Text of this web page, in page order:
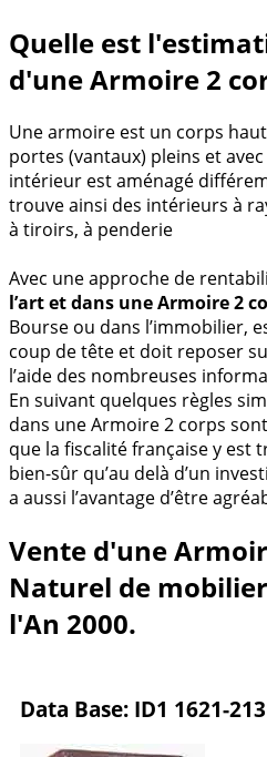
Quelle est
d'une Armoire 2
Une armoire est un corps
portes (vantaux) pleins et
intérieur est aménagé
trouve ainsi des intérieurs à
à tiroirs, à penderie
Avec une approche de
l’art et dans une Armoire 2
Bourse ou dans l’immobilier,
coup de tête et doit reposer
l’aide des nombreuses
En suivant quelques règles
dans une Armoire 2 corps
que la fiscalité française y est
bien-sûr qu’au delà d’un
a aussi l’avantage d’être
Vente d'une
Naturel de
l'An 2000.
Data Base: ID1 1621-